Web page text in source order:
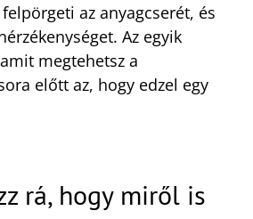
az anyagcserét, és
Az egyik
megtehetsz a
előtt az, hogy edzel egy
rá, hogy miről is